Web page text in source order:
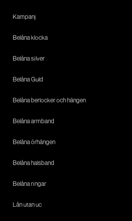
Kampanj
Belåna klocka
Belåna silver
Belåna Guld
Belåna berlocker och hängen
Belåna armband
Belåna örhängen
Belåna halsband
Belåna ringar
Lån utan uc